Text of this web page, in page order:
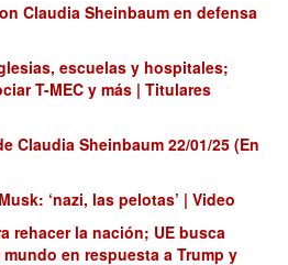
Claudia Sheinbaum en defensa
escuelas y hospitales;
T-MEC y más | Titulares
Claudia Sheinbaum 22/01/25 (En
‘nazi, las pelotas’ | Video
rehacer la nación; UE busca
en respuesta a Trump y